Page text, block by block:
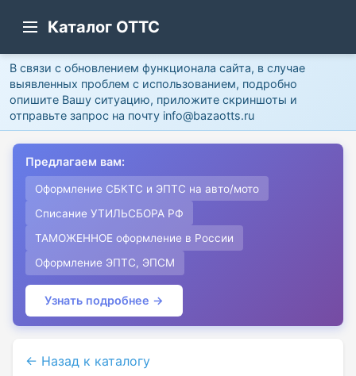
Каталог ОТТС
В связи с обновлением функционала сайта, в случае
выявленных проблем с использованием, подробно
опишите Вашу ситуацию, приложите скриншоты и
отправьте запрос на почту info@bazaotts.ru
Предлагаем вам:
Оформление СБКТС и ЭПТС на авто/мото
Списание УТИЛЬСБОРА РФ
ТАМОЖЕННОЕ оформление в России
Оформление ЭПТС, ЭПСМ
Узнать подробнее →
← Назад к каталогу